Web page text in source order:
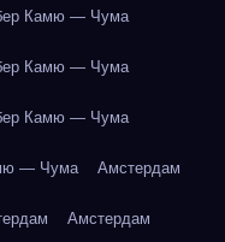
Камю — Чума
Камю — Чума
Камю — Чума
— Чума Амстердам
Амстердам